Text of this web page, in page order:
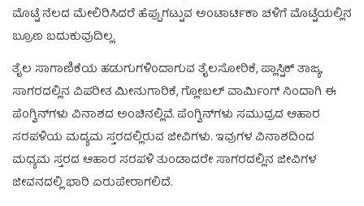
ಮೊಟ್ಟೆ ನೆಲದ ಮೇಲಿರಿಸಿದರೆ ಹೆಪ್ಪುಗಟ್ಟುವ ಅಂಟಾರ್ಟಿಕಾ ಚಳಿಗೆ ಮೊಟ್ಟೆಯಲ್ಲಿನ
ಬ್ರೂಣ ಬದುಕುವುದಿಲ್ಲ.
ತೈಲ ಸಾಗಾಣಿಕೆಯ ಹಡುಗುಗಳಿಂದಾಗುವ ತೈಲಸೋರಿಕೆ, ಪ್ಲಾಸ್ಟಿಕ್ ತಾಜ್ಯ,
ಸಾಗರದಲ್ಲಿನ ವಿಪರೀತ ಮೀನುಗಾರಿಕೆ, ಗ್ಲೋಬಲ್ ವಾರ್ಮಿಂಗ್ ನಿಂದಾಗಿ ಈ
ಪೆಂಗ್ವಿನ್‌‌ಗಳು ವಿನಾಶದ ಅಂಚಿನಲ್ಲಿವೆ. ಪೆಂಗ್ವಿನ್‌‌ಗಳು ಸಮುದ್ರದ ಆಹಾರ
ಸರಪಳಿಯ ಮದ್ಯಮ ಸ್ತರದಲ್ಲಿರುವ ಜೀವಿಗಳು. ಇವುಗಳ ವಿನಾಶದಿಂದ
ಮಧ್ಯಮ ಸ್ತರದ ಆಹಾರ ಸರಪಳಿ ತುಂಡಾದರೇ ಸಾಗರದಲ್ಲಿನ ಜೀವಿಗಳ
ಜೀವನದಲ್ಲಿ ಭಾರಿ ಏರುಪೇರಾಗಲಿದೆ.